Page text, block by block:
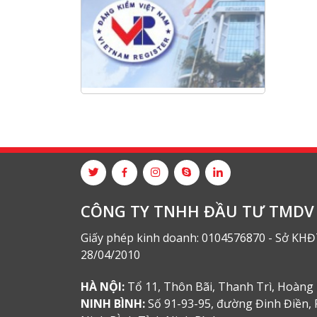
CÔNG TY TNHH ĐẦU TƯ
Giấy phép kinh doanh: 0104576870 - Sở
28/04/2010
HÀ NỘI: Tổ 11, Thôn Bãi, Thanh Trì, Hoàng
NINH BÌNH:Số 91-93-95, đường Đinh Điền,